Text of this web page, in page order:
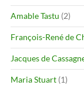
Amable Tastu (2)
François-René de
Jacques de
Maria Stuart (1)